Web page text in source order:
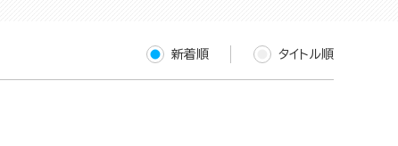
新着順 タイトル順